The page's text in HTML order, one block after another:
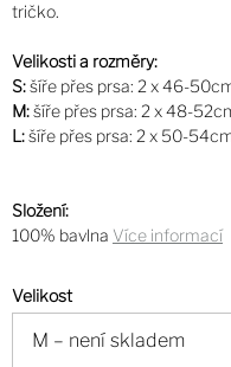
tričko.
Velikosti a rozměry:
S:šíře přes prsa: 2 x 46-
M:šíře přes prsa: 2 x 48-
L:šíře přes prsa: 2 x 50-
Složení:
100% bavlna Více informací
Velikost